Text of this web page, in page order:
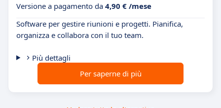
Versione a pagamento da 4,90 € /mese
Software per gestire riunioni e progetti. Pianifica,
organizza e collabora con il tuo team.
Più dettagli
Per saperne di più